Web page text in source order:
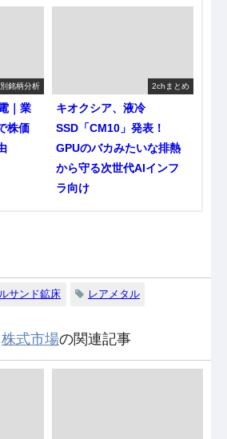
銘柄分析
｜業
株価
2chまとめ
キオクシア、液冷
SSD「CM10」発表！
GPUのバカみたいな排熱
から守る次世代AIインフ
ラ向け
サンド鉱床 レアメタル
株式市場の関連記事